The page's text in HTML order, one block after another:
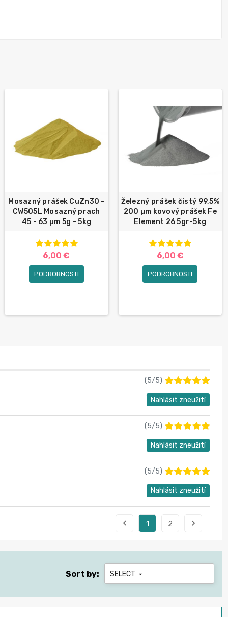
Mosazný prášek CuZn30 -
CW505L Mosazný prach
45 - 63 µm 5g - 5kg
6,00 €
PODROBNOSTI
Železný prášek čistý 99,5%
200 µm kovový prášek Fe
Element 26 5gr-5kg
6,00 €
PODROBNOSTI
(5/5)
Nahlásit zneužití
(5/5)
Nahlásit zneužití
(5/5)
Nahlásit zneužití
 1 2 
Sort by: SELECT 